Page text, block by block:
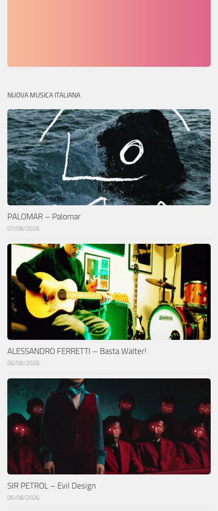
NUOVA MUSICA ITALIANA
PALOMAR – Palomar
07/08/2026
ALESSANDRO FERRETTI – Basta Walter!
06/08/2026
SIR PETROL – Evil Design
06/08/2026